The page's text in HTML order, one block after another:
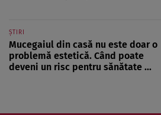
ȘTIRI
Mucegaiul din casă nu este doar o
problemă estetică. Când poate
deveni un risc pentru sănătate ...